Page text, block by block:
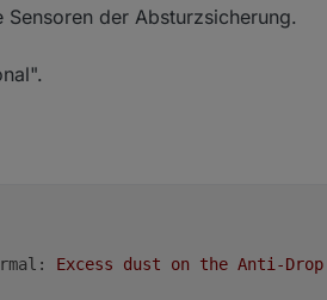
gibt - oder ob Ihr soweit alles damit
bleiben und auch den aktuellen Status
der Absturzsicherung.
Excess dust on the Anti-Drop